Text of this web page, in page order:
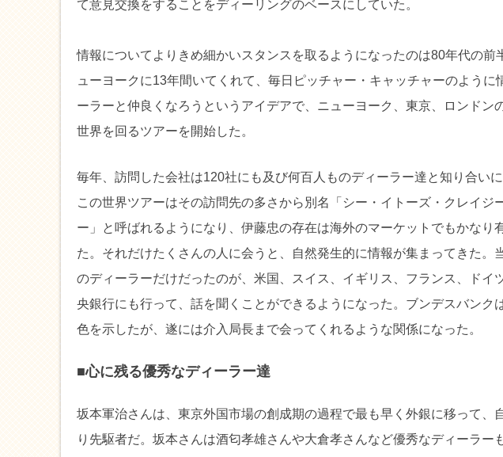
て意見交換をすることをディーリングのベースにしていた。
情報についてよりきめ細かいスタンスを取るようになったのは80年代の前
ューヨークに13年間いてくれて、毎日ピッチャー・キャッチャーのように
ーラーと仲良くなろうというアイデアで、ニューヨーク、東京、ロンドン
世界を回るツアーを開始した。
毎年、訪問した会社は120社にも及び何百人ものディーラー達と知り合いに
この世界ツアーはその訪問先の多さから別名「シー・イトーズ・クレイジ
ー」と呼ばれるようになり、伊藤忠の存在は海外のマーケットでもかなり
た。それだけたくさんの人に会うと、自然発生的に情報が集まってきた。
のディーラーだけだったのが、米国、スイス、イギリス、フランス、ドイ
央銀行にも行って、話を聞くことができるようになった。ブンデスバンク
色を示したが、遂には介入局長まで会ってくれるような関係になった。
■心に残る優秀なディーラー達
坂本軍治さんは、東京外国市場の創成期の過程で最も早く外銀に移って、
り先駆者だ。坂本さんは酒匂孝雄さんや大倉孝さんなど優秀なディーラー